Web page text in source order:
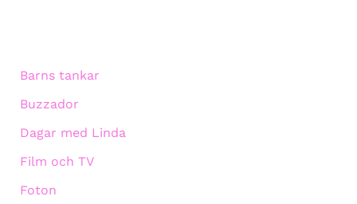
Barns tankar
Buzzador
Dagar med Linda
Film och TV
Foton